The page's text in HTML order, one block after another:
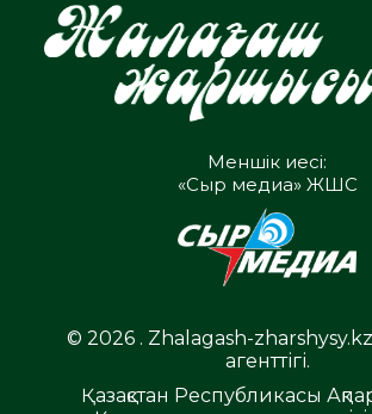
Меншік иесі:
«Сыр медиа» ЖШС
© 2026 . Zhalagash-zharshysy.kz
агенттігі.
Қазақстан Республикасы